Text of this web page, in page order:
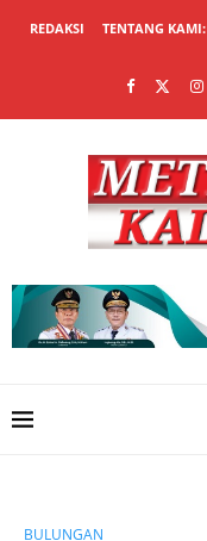
REDAKSI TENTANG KAMI:
BULUNGAN